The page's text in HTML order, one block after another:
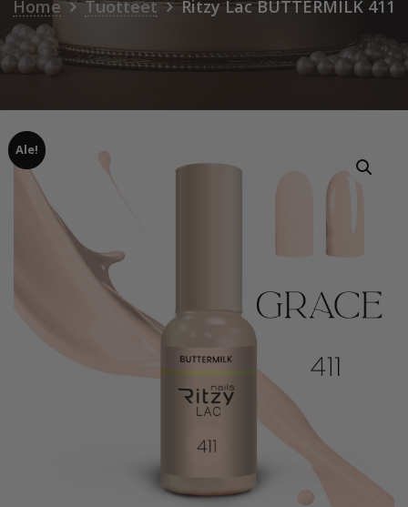
Home Tuotteet Ritzy Lac BUTTERMILK 411
Ale!